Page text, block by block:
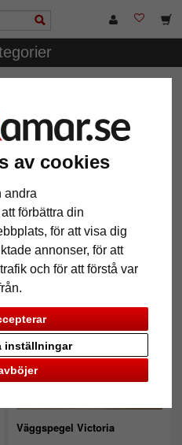
av cookies
andra
förbättra din
för att visa dig
annonser, för att
och för att förstå var
inställningar
Populärast
Väggspegel Victoria